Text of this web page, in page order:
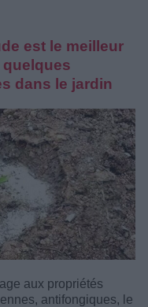
est le meilleur
quelques
dans le jardin
aux propriétés
antifongiques, le